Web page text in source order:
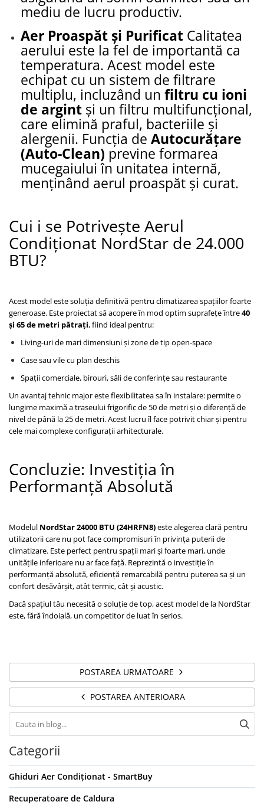
mediu de lucru productiv.
Aer Proaspăt și Purificat Calitatea
aerului este la fel de importantă ca
temperatura. Acest model este
echipat cu un sistem de filtrare
multiplu, incluzând un filtru cu ioni
de argint și un filtru multifuncțional,
care elimină praful, bacteriile și
alergenii. Funcția de Autocurățare
(Auto-Clean) previne formarea
mucegaiului în unitatea internă,
menținând aerul proaspăt și curat.
Cui i se Potrivește Aerul
Condiționat NordStar de 24.000
BTU?
Acest model este soluția definitivă pentru climatizarea spațiilor foarte
generoase. Este proiectat să acopere în mod optim suprafețe între40
și 65 de metri pătrați, fiind ideal pentru:
Living-uri de mari dimensiuni și zone de tip open-space
Case sau vile cu plan deschis
Spații comerciale, birouri, săli de conferințe sau restaurante
Un avantaj tehnic major este flexibilitatea sa în instalare: permite o
lungime maximă a traseului frigorific de 50 de metri și o diferență de
nivel de până la 25 de metri. Acest lucru îl face potrivit chiar și pentru
cele mai complexe configurații arhitecturale.
Concluzie: Investiția în
Performanță Absolută
Modelul NordStar 24000 BTU (24HRFN8)este alegerea clară pentru
utilizatorii care nu pot face compromisuri în privința puterii de
climatizare. Este perfect pentru spații mari și foarte mari, unde
unitățile inferioare nu ar face față. Reprezintă o investiție în
performanță absolută, eficiență remarcabilă pentru puterea sa și un
confort desăvârșit, atât termic, cât și acustic.
Dacă spațiul tău necesită o soluție de top, acest model de la NordStar
este, fără îndoială, un competitor de luat în serios.
POSTAREA URMATOARE
POSTAREA ANTERIOARA
Categorii
Ghiduri Aer Condiționat - SmartBuy
Recuperatoare de Caldura